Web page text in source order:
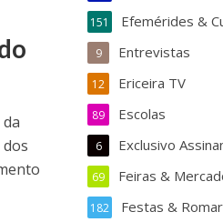
Efemérides &
151
Entrevistas
9
Ericeira TV
12
Escolas
89
Exclusivo
6
Feiras &
69
Festas &
182